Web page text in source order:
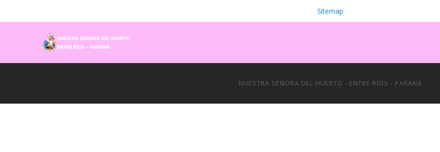
Sitemap
NUESTRA SEÑORA DEL HUERTO - ENTRE RÍOS - PARANÁ